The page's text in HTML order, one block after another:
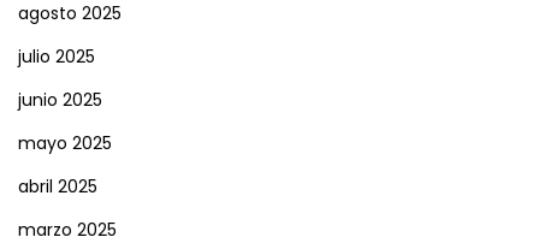
agosto 2025
julio 2025
junio 2025
mayo 2025
abril 2025
marzo 2025